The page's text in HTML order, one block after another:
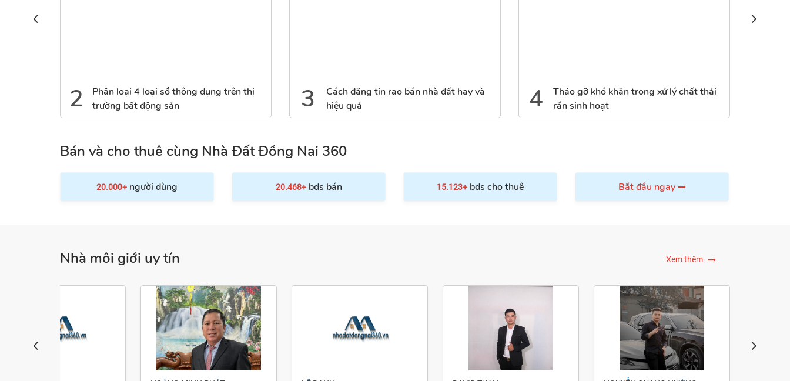
4 loại sổ thông dụng trên thị
3
Cách đăng tin rao bán nhà đất hay và
4
Tháo gỡ khó khăn trong xử lý chất thải
5 Kiến nghị điều chỉnh Dự án Thu
Thành
Bán và cho thuê cùng Nhà Đất Đồng Nai 360
20.000+ người dùng 20.468+bds bán 15.123+ bds cho thuê Bắt đầu ngay
Nhà môi giới uy tín Xem thêm